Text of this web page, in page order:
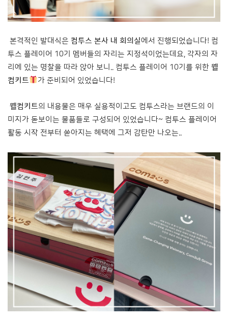
본격적인 발대식은 컴투스 본사 내 회의실에서 진행되었습니다! 컴
투스 플레이어 10기 멤버들의 자리는 지정석이었는데요, 각자의 자
리에 있는 명찰을 따라 앉아 보니.. 컴투스 플레이어 10기를 위한 웰
컴키트
가 준비되어 있었습니다!
웰컴키트의 내용물은 매우 실용적이고도 컴투스라는 브랜드의 이
미지가 돋보이는 물품들로 구성되어 있었습니다~ 컴투스 플레이어
활동 시작 전부터 쏟아지는 혜택에 그저 감탄만 나오는..